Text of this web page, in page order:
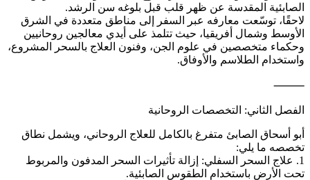
الصابئية المقدسة عن ظهر قلب قبل بلوغه سن الرشد.
لاحقًا، توسّعت معارفه عبر السفر إلى مناطق متعددة في الشرق
الأوسط وشمال أفريقيا، حيث تتلمذ على أيدي معالجين روحانيين
وحكماء متخصصين في علوم الجن، وفنون العلاج بالسحر المشروع،
واستخدام الطلاسم والأوفاق.
⸻
الفصل الثاني: التخصصات الروحانية
أبو أسحاق الصابئ متفرغ بالكامل للعلاج الروحاني، ويشمل نطاق
تخصصه ما يلي:
1. علاج السحر السفلي: إزالة تأثيرات السحر المدفون والمربوط
تحت الأرض باستخدام الطقوس الصابئية.